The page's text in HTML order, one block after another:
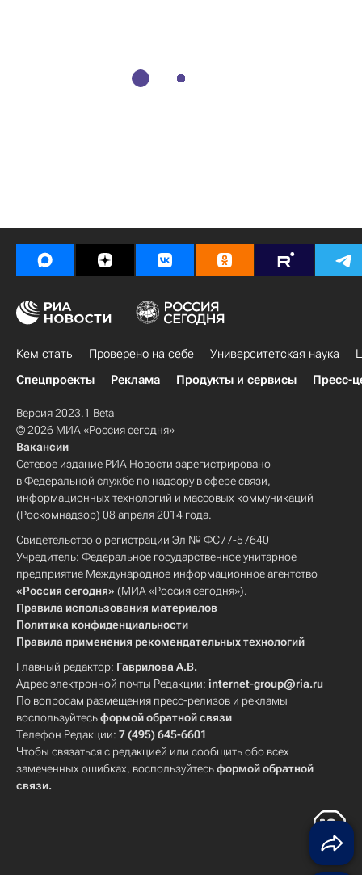
Кем стать Проверено на себе Университетская наука
Спецпроекты
Реклама Продукты и сервисы Пресс-
Версия 2023.1 Beta
© 2026 МИА «Россия сегодня»
Вакансии
Сетевое издание РИА Новости зарегистрировано
в Федеральной службе по надзору в сфере связи,
информационных технологий и массовых коммуникаций
(Роскомнадзор) 08 апреля 2014 года.
Свидетельство о регистрации Эл № ФС77-57640
Учредитель: Федеральное государственное унитарное
предприятие Международное информационное агентство
«Россия сегодня» (МИА «Россия сегодня»).
Правила использования материалов
Политика конфиденциальности
Правила применения рекомендательных технологий
Главный редактор: Гаврилова А.В.
Адрес электронной почты Редакции: internet-group@ria.ru
По вопросам размещения пресс-релизов и рекламы
воспользуйтесьформой обратной связи
Телефон Редакции: 7 (495) 645-6601
Чтобы связаться с редакцией или сообщить обо всех
замеченных ошибках, воспользуйтесьформой обратной
связи.